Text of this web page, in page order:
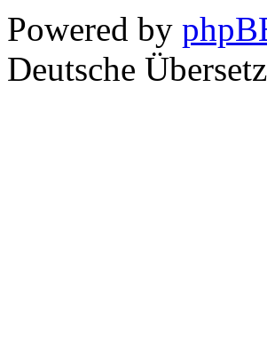
Powered by
Deutsche